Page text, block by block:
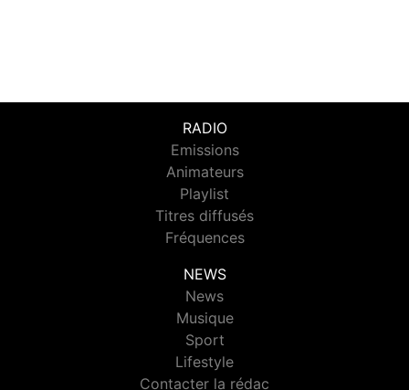
RADIO
Emissions
Animateurs
Playlist
Titres diffusés
Fréquences
NEWS
News
Musique
Sport
Lifestyle
Contacter la rédac